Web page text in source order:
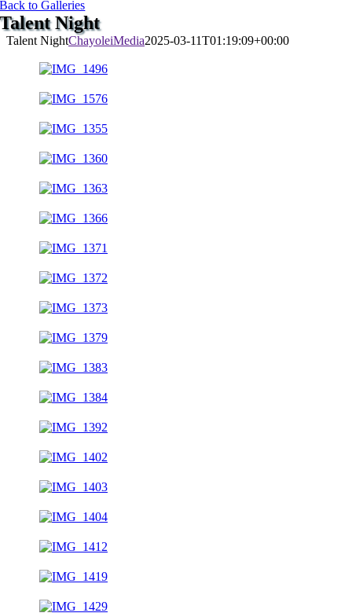
Back to Galleries
Talent Night
Talent NightChayoleiMedia2025-03-11T01:19:09+00:00